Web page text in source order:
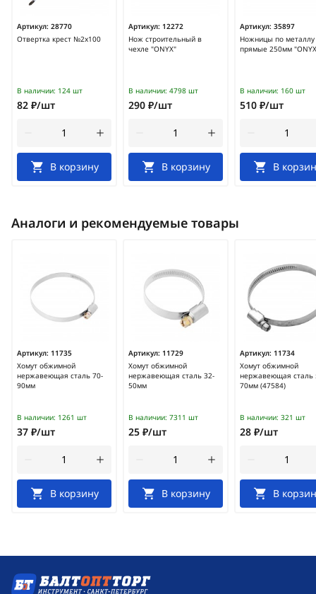
Артикул: 28770
Отвертка крест №2х100
В наличии: 124 шт
82 ₽/шт
В корзину
Артикул: 12272
Нож строительный в
чехле "ONYX"
В наличии: 4798 шт
290 ₽/шт
В корзину
Артикул: 35897
Ножницы по металлу
прямые 250мм
В наличии: 160 шт
510 ₽/шт
В
Аналоги и рекомендуемые товары
Артикул: 11735
Хомут обжимной
нержавеющая сталь 70-
90мм
В наличии: 1261 шт
37 ₽/шт
В корзину
Артикул: 11729
Хомут обжимной
нержавеющая сталь 32-
50мм
В наличии: 7311 шт
25 ₽/шт
В корзину
Артикул: 11734
Хомут обжимной
нержавеющая сталь
70мм (47584)
В наличии: 321 шт
28 ₽/шт
В